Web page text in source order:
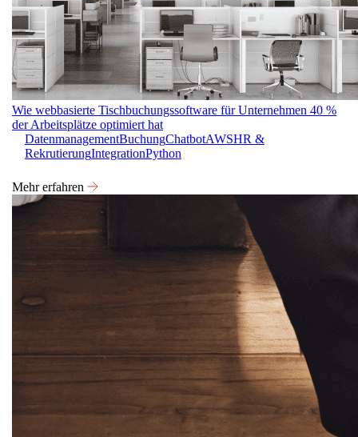
Wie webbasierte Tischbuchungssoftware für Unternehmen 40 %
der Arbeitsplätze optimiert hat
DatenmanagementBuchungChatbotAWSHR &
RekrutierungIntegrationPython
Mehr erfahren